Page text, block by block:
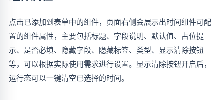
点击已添加到表单中的组件，页面右侧会展示出时间组件可配
置的组件属性，主要包括标题、字段说明、默认值、占位提
示、是否必填、隐藏字段、隐藏标签、类型、显示清除按钮
等，可以根据实际使用需求进行设置。显示清除按钮开启后，
运行态可以一键清空已选择的时间。